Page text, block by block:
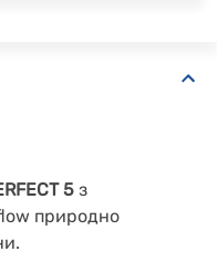
5 з
природно